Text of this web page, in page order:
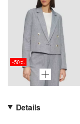
-50%
Details